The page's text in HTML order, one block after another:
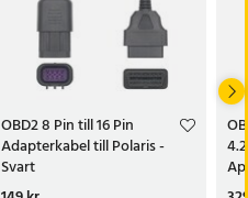
OBD2 8 Pin till 16 Pin
Adapterkabel till Polaris -
Svart